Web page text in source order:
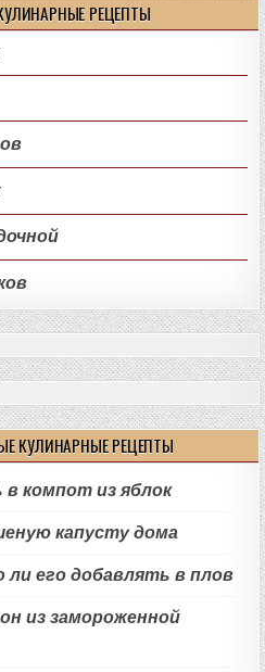
РЕЦЕПТЫ
КУЛИНАРНЫЕ РЕЦЕПТЫ
в компот из яблок
капусту дома
его добавлять в плов
из замороженной